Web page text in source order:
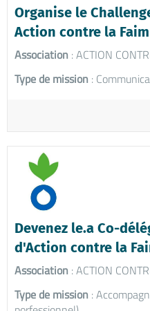
Organise le
Action contre la Faim
Association : ACTION
Type de mission :
Devenez le.a Co-
d'Action contre la
Association : ACTION
Type de mission :